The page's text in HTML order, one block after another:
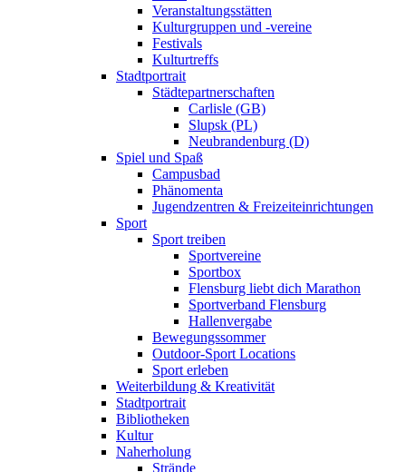
Veranstaltungsstätten
Kulturgruppen und -vereine
Festivals
Kulturtreffs
Stadtportrait
Städtepartnerschaften
Carlisle (GB)
Slupsk (PL)
Neubrandenburg (D)
Spiel und Spaß
Campusbad
Phänomenta
Jugendzentren & Freizeiteinrichtungen
Sport
Sport treiben
Sportvereine
Sportbox
Flensburg liebt dich Marathon
Sportverband Flensburg
Hallenvergabe
Bewegungssommer
Outdoor-Sport Locations
Sport erleben
Weiterbildung & Kreativität
Stadtportrait
Bibliotheken
Kultur
Naherholung
Strände